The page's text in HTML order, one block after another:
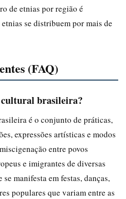
de etnias por região é
se distribuem por mais de
(FAQ)
cultural brasileira?
é o conjunto de práticas,
expressões artísticas e modos
entre povos
e imigrantes de diversas
manifesta em festas, danças,
populares que variam entre as